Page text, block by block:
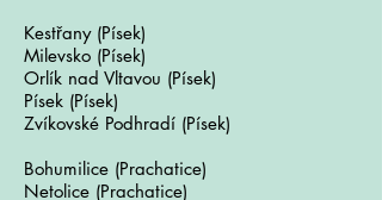
Kestřany (Písek)
Milevsko (Písek)
Orlík nad Vltavou (Písek)
Písek (Písek)
Zvíkovské Podhradí (Písek)
Bohumilice (Prachatice)
Netolice (Prachatice)